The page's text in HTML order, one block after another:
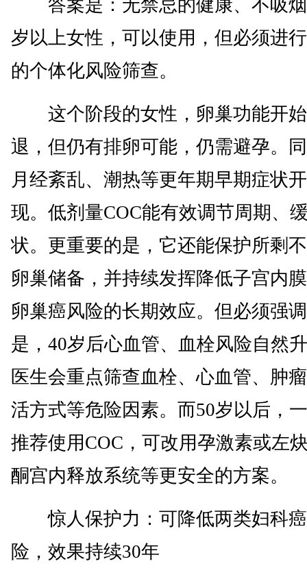
答案是：无禁忌的健康、不吸烟
岁以上女性，可以使用，但必须进
的个体化风险筛查。
这个阶段的女性，卵巢功能开
退，但仍有排卵可能，仍需避孕。
月经紊乱、潮热等更年期早期症状
现。低剂量COC能有效调节周期、
状。更重要的是，它还能保护所剩
卵巢储备，并持续发挥降低子宫内
卵巢癌风险的长期效应。但必须强
是，40岁后心血管、血栓风险自然
医生会重点筛查血栓、心血管、肿
活方式等危险因素。而50岁以后，
推荐使用COC，可改用孕激素或左
酮宫内释放系统等更安全的方案。
惊人保护力：可降低两类妇科
险，效果持续30年